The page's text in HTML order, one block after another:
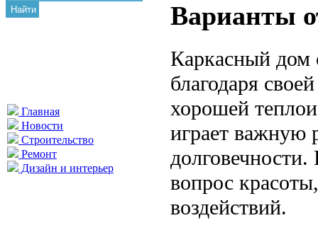
Найти
Главная
Новости
Строительство
Ремонт
Дизайн и интерьер
Варианты
Каркасный дом
благодаря
хорошей
играет важную
вопрос
воздействий.